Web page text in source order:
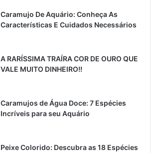
Caramujo De Aquário: Conheça As
Características E Cuidados Necessários
A RARÍSSIMA TRAÍRA COR DE OURO QUE
VALE MUITO DINHEIRO!!
Caramujos de Água Doce: 7 Espécies
Incríveis para seu Aquário
Peixe Colorido: Descubra as 18 Espécies